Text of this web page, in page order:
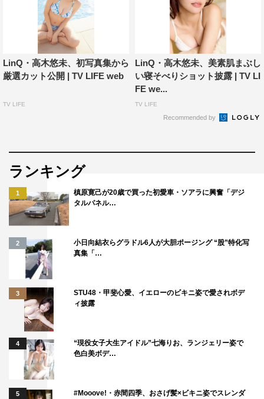
LinQ・高木悠未、初写真集から
厳選カット公開 | TV LIFE web
TV LIFE
LinQ・高木悠未、美素肌まぶし
い寝そべりショット披露 | TV LI
FE we...
TV LIFE
Recommended by
ランキング
1
槙原寛己が20歳で買った初愛車・ソアラに興奮「デジ
タルパネル…
2
小日向結衣らグラドル6人が大胆ポージング “股”特化写
真集「…
3
STU48・甲斐心愛、イエローのビキニ姿で愛されボデ
ィ披露
4
“現役女子大生アイドル”七海りお、ランジェリー姿で
色白美ボデ…
5 #Mooove!・赤間四季、おさげ髪×ビキニ姿でスレンダ